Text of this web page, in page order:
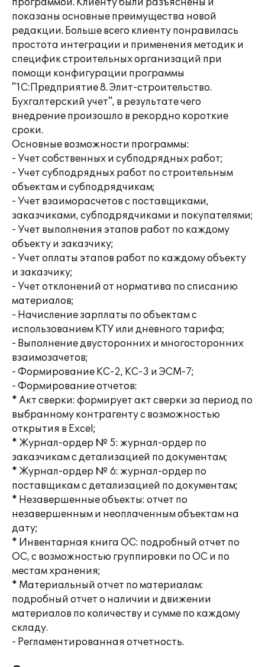
программой. Клиенту были разъяснены и
показаны основные преимущества новой
редакции. Больше всего клиенту понравилась
простота интеграции и применения методик и
специфик строительных организаций при
помощи конфигурации программы
"1С:Предприятие 8. Элит-строительство.
Бухгалтерский учет", в результате чего
внедрение произошло в рекордно короткие
сроки.
Основные возможности программы:
- Учет собственных и субподрядных работ;
- Учет субподрядных работ по строительным
объектам и субподрядчикам;
- Учет взаиморасчетов с поставщиками,
заказчиками, субподрядчиками и покупателями;
- Учет выполнения этапов работ по каждому
объекту и заказчику;
- Учет оплаты этапов работ по каждому объекту
и заказчику;
- Учет отклонений от норматива по списанию
материалов;
- Начисление зарплаты по объектам с
использованием КТУ или дневного тарифа;
- Выполнение двусторонних и многосторонних
взаимозачетов;
- Формирование КС-2, КС-3 и ЭСМ-7;
- Формирование отчетов:
* Акт сверки: формирует акт сверки за период по
выбранному контрагенту с возможностью
открытия в Excel;
* Журнал-ордер № 5: журнал-ордер по
заказчикам с детализацией по документам;
* Журнал-ордер № 6: журнал-ордер по
поставщикам с детализацией по документам;
* Незавершенные объекты: отчет по
незавершенным и неоплаченным объектам на
дату;
* Инвентарная книга ОС: подробный отчет по
ОС, с возможностью группировки по ОС и по
местам хранения;
* Материальный отчет по материалам:
подробный отчет о наличии и движении
материалов по количеству и сумме по каждому
складу.
- Регламентированная отчетность.